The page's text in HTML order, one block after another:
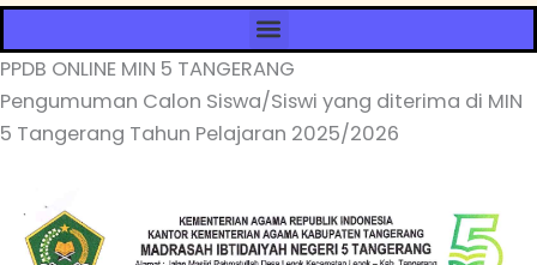
Menu
PPDB ONLINE MIN 5 TANGERANG
Pengumuman Calon Siswa/Siswi yang diterima di MIN
5 Tangerang Tahun Pelajaran 2025/2026